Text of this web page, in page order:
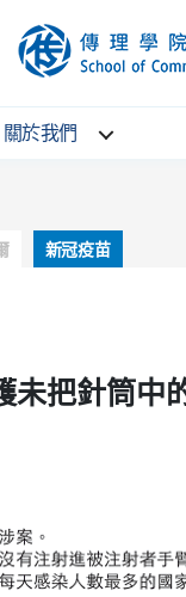
HKBU
關於我們
新冠疫苗
未把針筒中